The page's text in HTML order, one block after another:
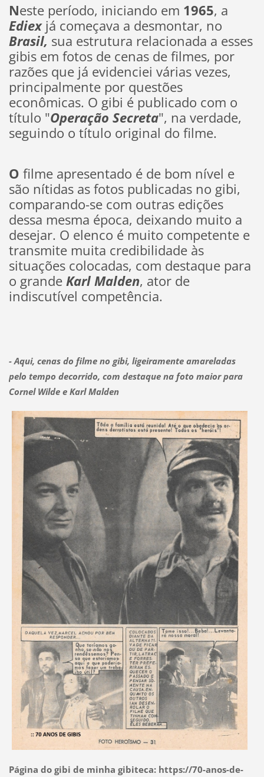
Neste período, iniciando em 1965, a
Ediexjá começava a desmontar, no
Brasil, sua estrutura relacionada a esses
gibis em fotos de cenas de filmes, por
razões que já evidenciei várias vezes,
principalmente por questões
econômicas. O gibi é publicado com o
título "Operação Secreta", na verdade,
seguindo o título original do filme.
O filme apresentado é de bom nível e
são nítidas as fotos publicadas no gibi,
comparando-se com outras edições
dessa mesma época, deixando muito a
desejar. O elenco é muito competente e
transmite muita credibilidade às
situações colocadas, com destaque para
o grandeKarl Malden, ator de
indiscutível competência.
- Aqui, cenas do filme no gibi, ligeiramente amareladas
pelo tempo decorrido, com destaque na foto maior para
Cornel Wilde e Karl Malden
Página do gibi de minha gibiteca: https://70-anos-de-